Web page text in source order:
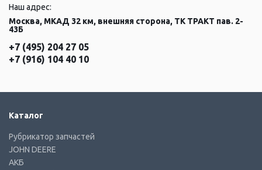
Наш адрес:
Москва, МКАД 32 км, внешняя сторона, ТК ТРАКТ пав. 2-
43Б
+7 (495) 204 27 05
+7 (916) 104 40 10
Каталог
Рубрикатор запчастей
JOHN DEERE
АКБ